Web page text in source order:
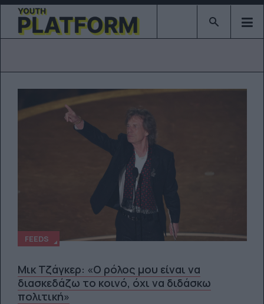
Type 2 or
FEEDS
Μικ Τζάγκερ: «Ο ρόλος μου είναι να
διασκεδάζω το κοινό, όχι να διδάσκω
πολιτική»